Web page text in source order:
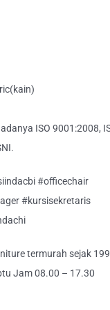
ISO 9001:2008,
#officechair
#kursisekretaris
termurah sejak
Jam 08.00 – 17.30